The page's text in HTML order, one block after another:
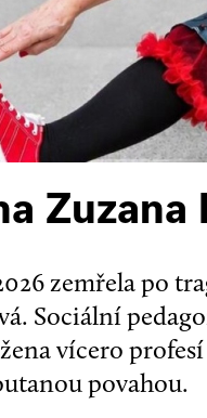
Zuzana
zemřela po
Sociální
vícero
povahou.